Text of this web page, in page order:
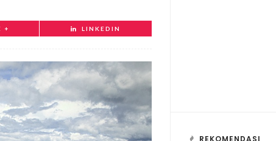
+ LINKEDIN
REKOMENDASI